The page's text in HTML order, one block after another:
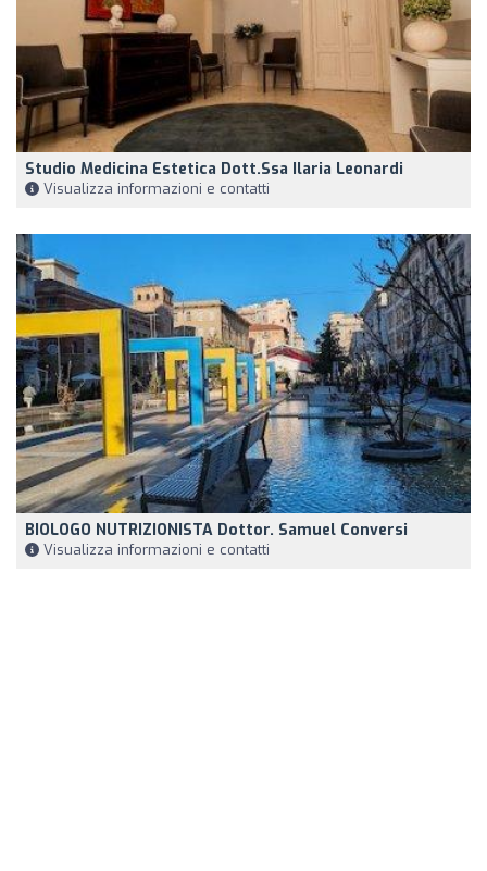
Studio Medicina Estetica Dott.ssa Ilaria Leonardi
Visualizza informazioni e contatti
BIOLOGO NUTRIZIONISTA Dottor. Samuel Conversi
Visualizza informazioni e contatti